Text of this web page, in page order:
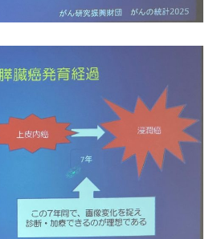
新着情報
お問い合わせ